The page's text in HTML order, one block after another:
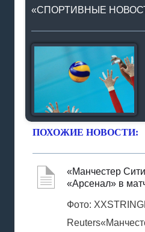
«СПОРТИВНЫЕ
ПОХОЖИЕ НОВОСТИ:
«Манчестер
«Арсенал» в
Фото: